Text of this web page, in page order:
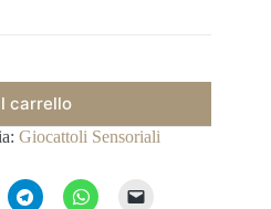
carrello
Giocattoli Sensoriali